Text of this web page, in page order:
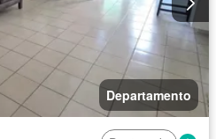
Departamento